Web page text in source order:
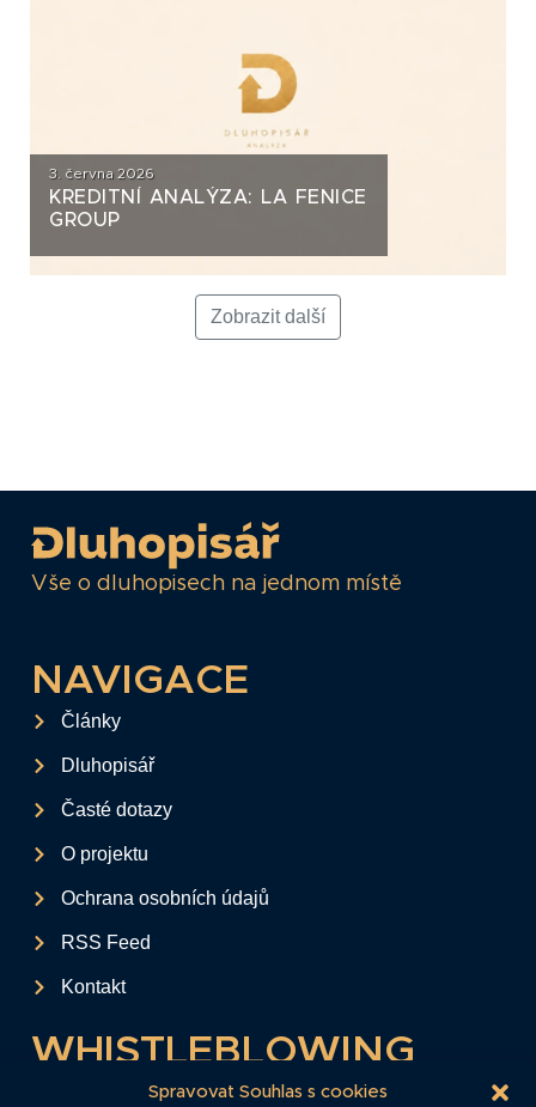
Spravovat Souhlas s cookies
3. června 2026
KREDITNÍ ANALÝZA: LA FENICE
GROUP
Zobrazit další
Vše o dluhopisech na jednom místě
NAVIGACE
Články
Dluhopisář
Časté dotazy
O projektu
Ochrana osobních údajů
RSS Feed
Kontakt
WHISTLEBLOWING
Tento formulář slouží k anonymnímu zaslání